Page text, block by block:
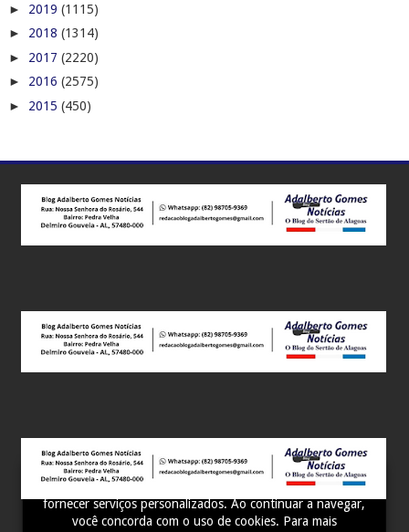
Este site utiliza cookies para melhorar sua experiência e
fornecer serviços personalizados. Ao continuar a navegar,
você concorda com o uso de cookies. Para mais
► 2019 (1115)
► 2018 (1314)
► 2017 (2220)
► 2016 (2575)
► 2015 (450)